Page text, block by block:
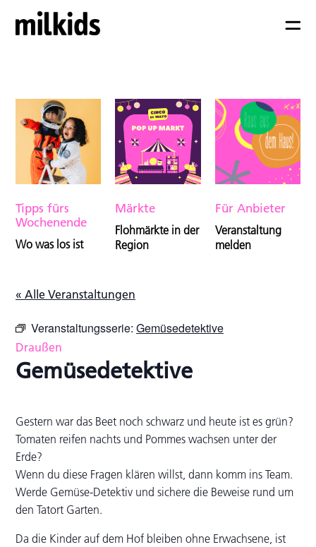
Tipps fürs
Wochenende
Wo was los ist
Märkte
Flohmärkte in der
Region
Für Anbieter
Veranstaltung
melden
« Alle Veranstaltungen
Veranstaltungsserie: Gemüsedetektive
Draußen
Gemüsedetektive
Gestern war das Beet noch schwarz und heute ist es grün?
Tomaten reifen nachts und Pommes wachsen unter der
Erde?
Wenn du diese Fragen klären willst, dann komm ins Team.
Werde Gemüse-Detektiv und sichere die Beweise rund um
den Tatort Garten.
Da die Kinder auf dem Hof bleiben ohne Erwachsene, ist